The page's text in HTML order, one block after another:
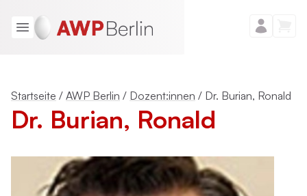
Startseite / AWP Berlin / Dozent:innen / Dr. Burian, Ronald
Dr. Burian, Ronald